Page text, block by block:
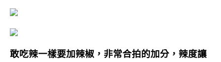
敢吃辣一樣要加辣椒，非常合拍的加分，辣度讓